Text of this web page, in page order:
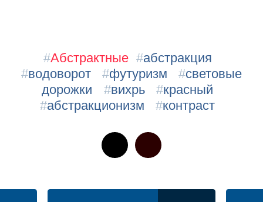
#Абстрактные #абстракция
#водоворот #футуризм #световые
дорожки
#вихрь #красный
#абстракционизм #контраст